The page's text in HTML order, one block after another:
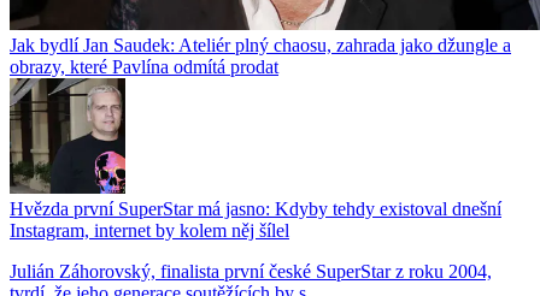
Jak bydlí Jan Saudek: Ateliér plný chaosu, zahrada jako džungle a
obrazy, které Pavlína odmítá prodat
Hvězda první SuperStar má jasno: Kdyby tehdy existoval dnešní
Instagram, internet by kolem něj šílel
Julián Záhorovský, finalista první české SuperStar z roku 2004,